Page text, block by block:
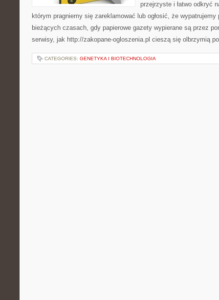
przejrzyste i łatwo odkryć
którym pragniemy się zareklamować lub ogłosić, że
bieżących czasach, gdy papierowe gazety wypierane są przez
serwisy, jak http://zakopane-ogloszenia.pl cieszą się olbrzymią
CATEGORIES: GENETYKA I BIOTECHNOLOGIA